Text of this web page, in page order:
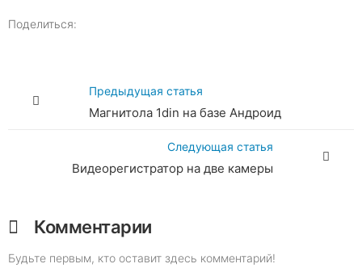
Поделиться:
Предыдущая статья
Магнитола 1din на базе Андроид
Следующая статья
Видеорегистратор на две камеры
Комментарии
Будьте первым, кто оставит здесь комментарий!